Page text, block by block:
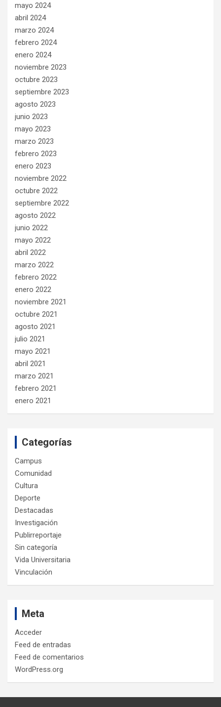
mayo 2024
abril 2024
marzo 2024
febrero 2024
enero 2024
noviembre 2023
octubre 2023
septiembre 2023
agosto 2023
junio 2023
mayo 2023
marzo 2023
febrero 2023
enero 2023
noviembre 2022
octubre 2022
septiembre 2022
agosto 2022
junio 2022
mayo 2022
abril 2022
marzo 2022
febrero 2022
enero 2022
noviembre 2021
octubre 2021
agosto 2021
julio 2021
mayo 2021
abril 2021
marzo 2021
febrero 2021
enero 2021
Categorías
Campus
Comunidad
Cultura
Deporte
Destacadas
Investigación
Publirreportaje
Sin categoría
Vida Universitaria
Vinculación
Meta
Acceder
Feed de entradas
Feed de comentarios
WordPress.org